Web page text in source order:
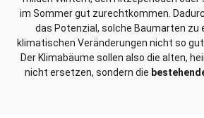
im Sommer gut zurechtkommen.
das Potenzial, solche Baumarten zu
klimatischen Veränderungen nicht so
Der Klimabäume sollen also die alten,
nicht ersetzen, sondern die